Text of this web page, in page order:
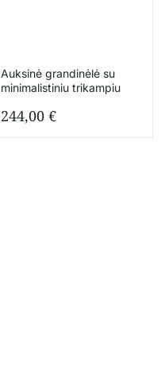
Auksinė grandinėlė su
minimalistiniu trikampiu
244,00 €